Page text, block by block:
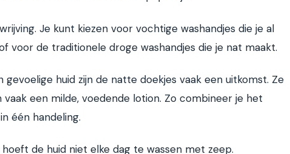
Je kunt kiezen voor vochtige washandjes die je al
voor de traditionele droge washandjes die je nat maakt.
huid zijn de natte doekjes vaak een uitkomst. Ze
een milde, voedende lotion. Zo combineer je het
één handeling.
de huid niet elke dag te wassen met zeep.